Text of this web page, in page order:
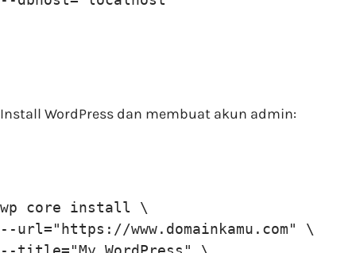
Install WordPress dan membuat akun admin:
wp core install \
--url="https://www.domainkamu.com" \